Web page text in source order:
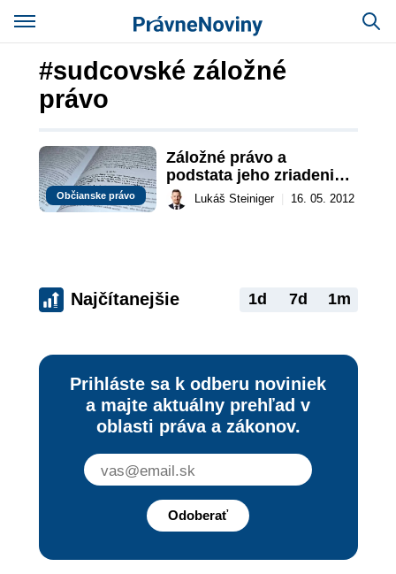
#sudcovské záložné
právo
Občianske právo
Záložné právo a
podstata jeho zriadenia
a vznikuLukáš Steiniger 16. 05. 2012
Najčítanejšie 1d 7d 1m
Prihláste sa k odberu noviniek
a majte aktuálny prehľad v
oblasti práva a zákonov.
Odoberať